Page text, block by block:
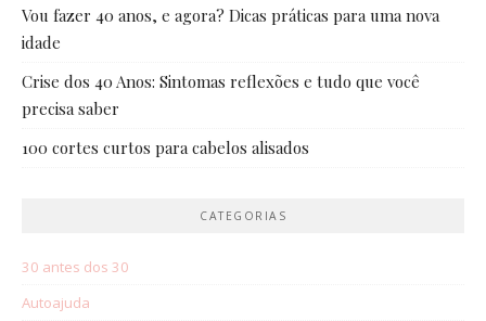
Vou fazer 40 anos, e agora? Dicas práticas para uma nova
idade
Crise dos 40 Anos: Sintomas reflexões e tudo que você
precisa saber
100 cortes curtos para cabelos alisados
CATEGORIAS
30 antes dos 30
Autoajuda